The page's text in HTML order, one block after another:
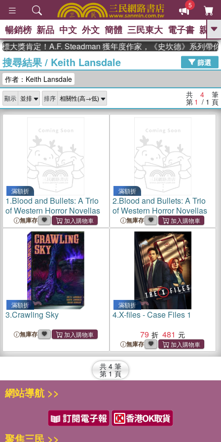
5
GO
熱搜： 東野圭吾 高希均教授回憶錄
、 The Odyssey 、 父親節 、 如果歷
獎 臺灣漫遊錄 、 方念華 、 台灣的李
登輝時代
數學女孩：黎曼猜想 、
偉大的迷走神經
暢銷榜 新品 中文 外文 簡體 三民東大 電子書 親子
大獎肯定！A.F. Steadman 獲年度作家，《史坎德》系列帶你
搜尋結果/ Keith Lansdale
篩選
作者：Keith Lansdale
顯示 排序 共 4 筆
第 1 / 1 頁
滿額折
1.Blood and Bullets: A Trio
of Western Horror Novellas
無庫存
滿額折
2.Blood and Bullets: A Trio
of Western Horror Novellas
無庫存
滿額折
3.Crawling Sky
無庫存
滿額折
4.X-files - Case Files 1
79
481
無庫存
共 4 筆
第 1 頁
網站導航 >>
聚焦三民 >>